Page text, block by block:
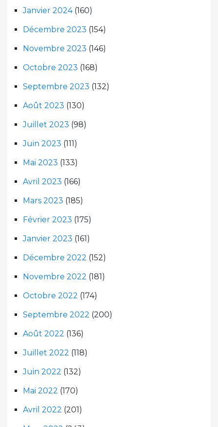
Janvier 2024(160)
Décembre 2023 (154)
Novembre 2023 (146)
Octobre 2023 (168)
Septembre 2023 (132)
Août 2023 (130)
Juillet 2023 (98)
Juin 2023 (111)
Mai 2023 (133)
Avril 2023 (166)
Mars 2023 (185)
Février 2023 (175)
Janvier 2023 (161)
Décembre 2022 (152)
Novembre 2022 (181)
Octobre 2022 (174)
Septembre 2022 (200)
Août 2022 (136)
Juillet 2022 (118)
Juin 2022 (132)
Mai 2022 (170)
Avril 2022 (201)